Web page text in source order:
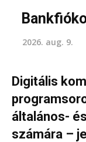
2026. aug. 9.
Digitális
általános-
számára –